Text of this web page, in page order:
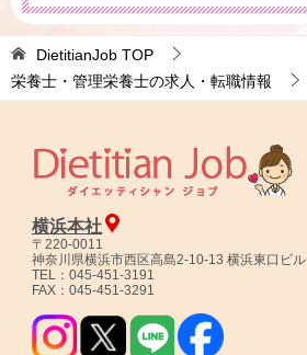
DietitianJob TOP
栄養士・管理栄養士の求人・転職情報
横浜本社
〒220-0011
神奈川県横浜市西区高島2-10-13 横浜東口ビル
TEL：045-451-3191
FAX：045-451-3291